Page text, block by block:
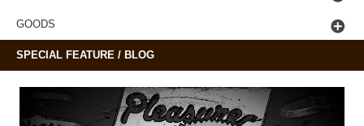
GOODS
SPECIAL FEATURE / BLOG